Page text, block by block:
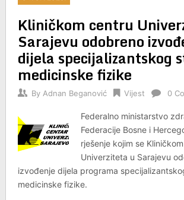
Kliničkom centru
Sarajevu odobreno
dijela specijalizantskog
medicinske fizike
By Adnan Beganović Vijest 0
Federalno ministarstvo
Federacije Bosne i
rješenje kojim se
Univerziteta u Sarajevu
izvođenje dijela programa
medicinske fizike.